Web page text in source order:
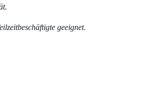
geeignet.